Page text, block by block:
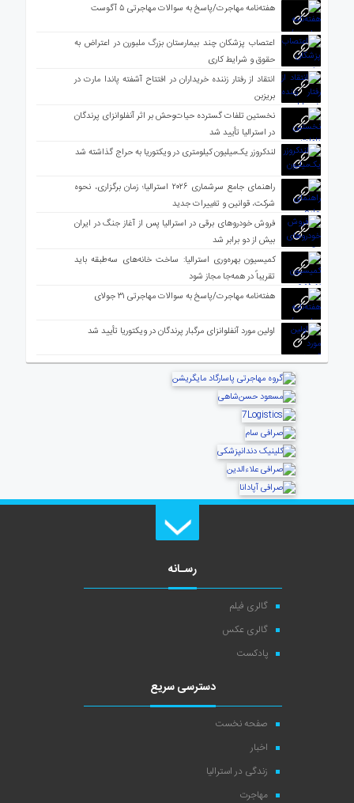
هفته‌نامه مهاجرت/پاسخ به سوالات مهاجرتی ۵ آگوست
اعتصاب پزشکان چند بیمارستان بزرگ ملبورن در اعتراض به
حقوق و شرایط کاری
انتقاد از رفتار زننده خریداران در افتتاح آشفته پاندا مارت در
بریزبن
نخستین تلفات گسترده حیات‌وحش بر اثر آنفلوانزای پرندگان
در استرالیا تأیید شد
لندکروزر یک‌میلیون کیلومتری در ویکتوریا به حراج گذاشته شد
راهنمای جامع سرشماری ۲۰۲۶ استرالیا؛ زمان برگزاری، نحوه
شرکت، قوانین و تغییرات جدید
فروش خودروهای برقی در استرالیا پس از آغاز جنگ در ایران
بیش از دو برابر شد
کمیسیون بهره‌وری استرالیا: ساخت خانه‌های سه‌طبقه باید
تقریباً در همه‌جا مجاز شود
هفته‌نامه مهاجرت/پاسخ به سوالات مهاجرتی ۳۱ جولای
اولین مورد آنفلوانزای مرگبار پرندگان در ویکتوریا تأیید شد
رسـانه
گالری فیلم
گالری عکس
پادکست
دسترسی سریع
صفحه نخست
اخبار
زندگی در استرالیا
مهاجرت